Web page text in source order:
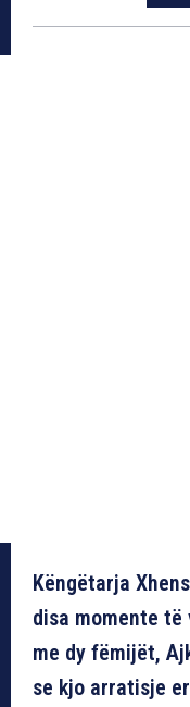
Këngëtarja
disa momente të
me dy fëmijët,
se kjo arratisje